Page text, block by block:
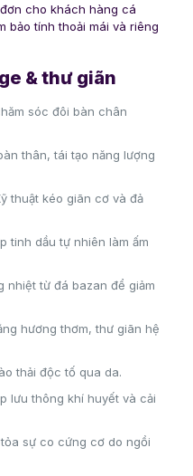
cho khách hàng cá
bảo tính thoải mái và riêng
& thư giãn
sóc đôi bàn chân
thân, tái tạo năng lượng
thuật kéo giãn cơ và đả
tinh dầu tự nhiên làm ấm
nhiệt từ đá bazan để giảm
hương thơm, thư giãn hệ
thải độc tố qua da.
lưu thông khí huyết và cải
sự co cứng cơ do ngồi